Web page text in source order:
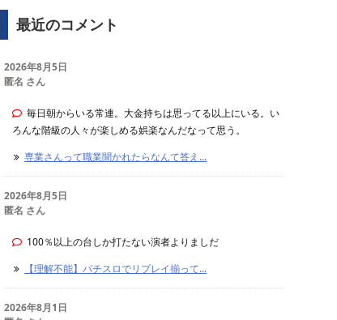
最近のコメント
2026年8月5日
匿名 さん
毎日朝からいる常連。大金持ちは思ってる以上にいる。い
ろんな階級の人々が楽しめる娯楽なんだなって思う。
専業さんって職業聞かれたらなんて答え...
2026年8月5日
匿名 さん
100％以上の台しか打たない演者よりましだ
【理解不能】パチスロでリプレイ揃って...
2026年8月1日